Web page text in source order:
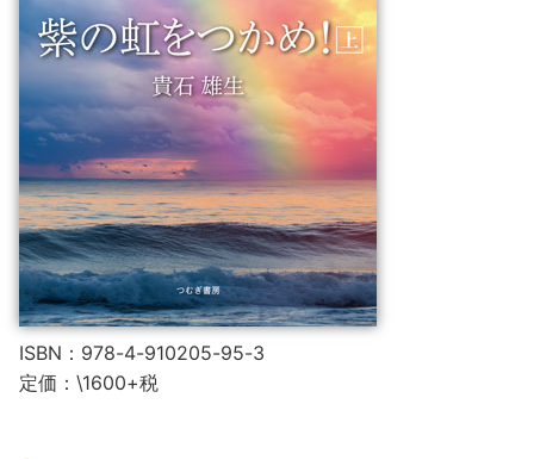
ISBN：978-4-910205-95-3
定価：\1600+税